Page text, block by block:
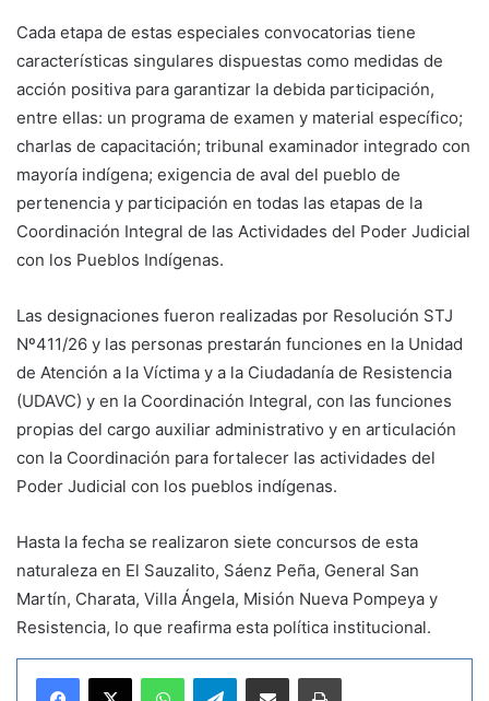
Cada etapa de estas especiales convocatorias tiene
características singulares dispuestas como medidas de
acción positiva para garantizar la debida participación,
entre ellas: un programa de examen y material específico;
charlas de capacitación; tribunal examinador integrado con
mayoría indígena; exigencia de aval del pueblo de
pertenencia y participación en todas las etapas de la
Coordinación Integral de las Actividades del Poder Judicial
con los Pueblos Indígenas.
Las designaciones fueron realizadas por Resolución STJ
Nº411/26 y las personas prestarán funciones en la Unidad
de Atención a la Víctima y a la Ciudadanía de Resistencia
(UDAVC) y en la Coordinación Integral, con las funciones
propias del cargo auxiliar administrativo y en articulación
con la Coordinación para fortalecer las actividades del
Poder Judicial con los pueblos indígenas.
Hasta la fecha se realizaron siete concursos de esta
naturaleza en El Sauzalito, Sáenz Peña, General San
Martín, Charata, Villa Ángela, Misión Nueva Pompeya y
Resistencia, lo que reafirma esta política institucional.
Telegram